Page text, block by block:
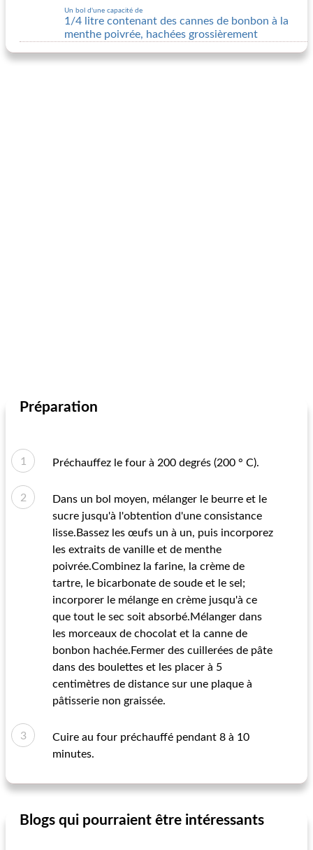
Un bol d'une capacité de
1/4 litre contenant des cannes de bonbon à la
menthe poivrée, hachées grossièrement
Préparation
Préchauffez le four à 200 degrés (200 ° C).
Dans un bol moyen, mélanger le beurre et le
sucre jusqu'à l'obtention d'une consistance
lisse.Bassez les œufs un à un, puis incorporez
les extraits de vanille et de menthe
poivrée.Combinez la farine, la crème de
tartre, le bicarbonate de soude et le sel;
incorporer le mélange en crème jusqu'à ce
que tout le sec soit absorbé.Mélanger dans
les morceaux de chocolat et la canne de
bonbon hachée.Fermer des cuillerées de pâte
dans des boulettes et les placer à 5
centimètres de distance sur une plaque à
pâtisserie non graissée.
Cuire au four préchauffé pendant 8 à 10
minutes.
Blogs qui pourraient être intéressants